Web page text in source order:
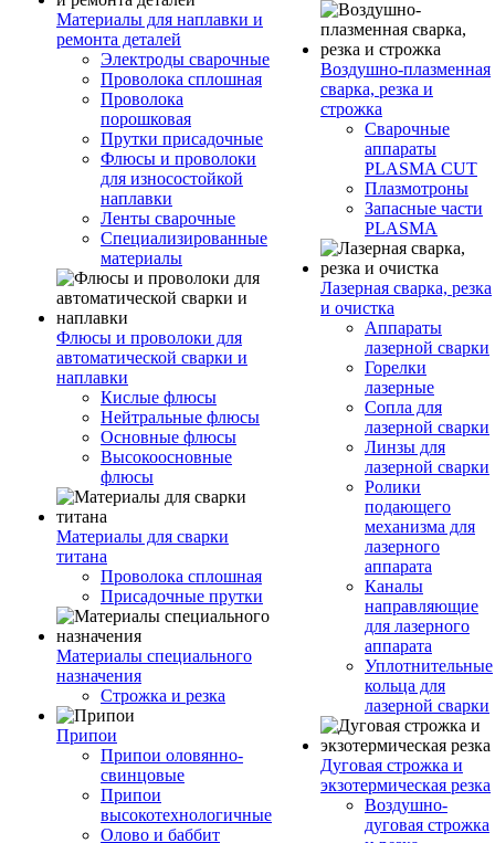
Материалы для наплавки и
ремонта деталей
Электроды сварочные
Проволока сплошная
Проволока
порошковая
Прутки присадочные
Флюсы и проволоки
для износостойкой
наплавки
Ленты сварочные
Специализированные
материалы
Флюсы и проволоки для
автоматической сварки и
наплавки
Кислые флюсы
Нейтральные флюсы
Основные флюсы
Высокоосновные
флюсы
Материалы для сварки
титана
Проволока сплошная
Присадочные прутки
Материалы специального
назначения
Строжка и резка
Припои
Припои оловянно-
свинцовые
Припои
высокотехнологичные
Олово и баббит
Воздушно-плазменная
сварка, резка и
строжка
Сварочные
аппараты
PLASMA CUT
Плазмотроны
Запасные части
PLASMA
Лазерная сварка, резка
и очистка
Аппараты
лазерной сварки
Горелки
лазерные
Сопла для
лазерной сварки
Линзы для
лазерной сварки
Ролики
подающего
механизма для
лазерного
аппарата
Каналы
направляющие
для лазерного
аппарата
Уплотнительные
кольца для
лазерной сварки
Дуговая строжка и
экзотермическая резка
Воздушно-
дуговая строжка